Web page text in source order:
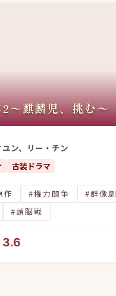
〜麒麟児、挑む〜
ン、リー・チン
古装ドラマ
作 #権力闘争
#群像劇
#頭脳戦
3.6